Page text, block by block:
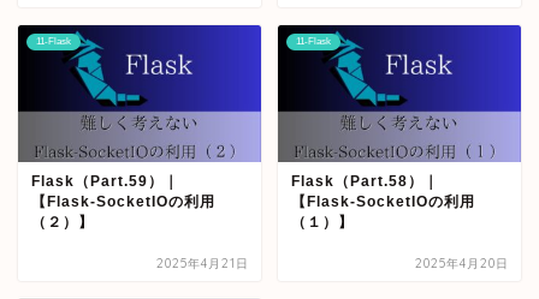
11-Flask
Flask（Part.59）｜
【Flask-SocketIOの利用
（２）】
2025年4月21日
11-Flask
Flask（Part.58）｜
【Flask-SocketIOの利用
（１）】
2025年4月20日